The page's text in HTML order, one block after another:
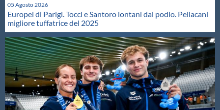
05 Agosto 2026
Europei di Parigi. Tocci e Santoro lontani dal podio. Pellacani
migliore tuffatrice del 2025